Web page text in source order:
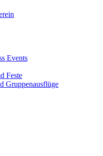
Events
Feste
Gruppenausflüge